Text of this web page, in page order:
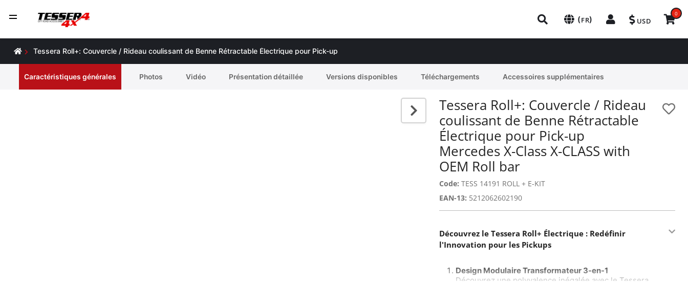
(FR) USD
0
Tessera Roll+: Couvercle / Rideau coulissant de Benne Rétractable Électrique pour Pick-up
Caractéristiques générales Photos Vidéo Présentation détaillée Versions disponibles Téléchargements Accessoires supplémentaires
Tessera Roll+: Couvercle / Rideau
coulissant de Benne Rétractable
Électrique pour Pick-up
Mercedes X-Class X-CLASS with
OEM Roll bar
Code: TESS 14191 ROLL + E-KIT
EAN-13: 5212062602190
Découvrez le Tessera Roll+ Électrique : Redéfinir
l'Innovation pour les Pickups
Design Modulaire Transformateur 3-en-1
Découvrez une polyvalence inégalée avec le Tessera